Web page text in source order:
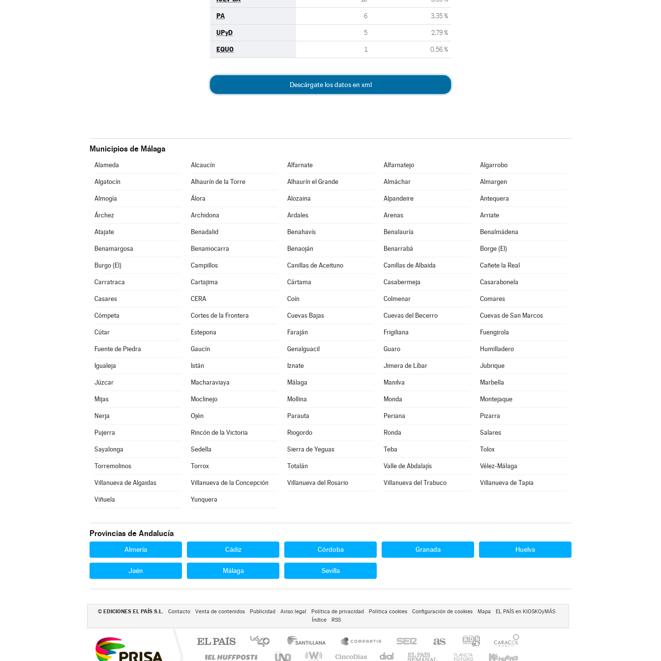
PA 6 3,35 %
UPyD 5 2,79 %
EQUO 1 0,56 %
Descárgate los datos en xml
Municipios de Málaga
Alameda Alcaucín Alfarnate Alfarnatejo Algarrobo
Algatocín Alhaurín de la Torre Alhaurín el Grande Almáchar Almargen
Almogía Álora Alozaina Alpandeire Antequera
Árchez Archidona Ardales Arenas Arriate
Atajate Benadalid Benahavís Benalauría Benalmádena
Benamargosa Benamocarra Benaoján Benarrabá Borge (El)
Burgo (El) Campillos Canillas de Aceituno Canillas de Albaida Cañete la Real
Carratraca Cartajima Cártama Casabermeja Casarabonela
Casares CERA Coín Colmenar Comares
Cómpeta Cortes de la Frontera Cuevas Bajas Cuevas del Becerro Cuevas de San Marcos
Cútar Estepona Faraján Frigiliana Fuengirola
Fuente de Piedra Gaucín Genalguacil Guaro Humilladero
Igualeja Istán Iznate Jimera de Líbar Jubrique
Júzcar Macharaviaya Málaga Manilva Marbella
Mijas Moclinejo Mollina Monda Montejaque
Nerja Ojén Parauta Periana Pizarra
Pujerra Rincón de la Victoria Riogordo Ronda Salares
Sayalonga Sedella Sierra de Yeguas Teba Tolox
Torremolinos Torrox Totalán Valle de Abdalajís Vélez-Málaga
Villanueva de Algaidas Villanueva de la Concepción Villanueva del Rosario Villanueva del Trabuco Villanueva de Tapia
Viñuela Yunquera
Provincias de Andalucía
Almería Cádiz Córdoba Granada Huelva
Jaén Málaga Sevilla
© EDICIONES EL PAÍS S.L. Contacto Venta de contenidos Publicidad Aviso legal Política de privacidad Política cookies Configuración de cookies Mapa
EL PAÍS en KIOSKOyMÁS
Índice
RSS